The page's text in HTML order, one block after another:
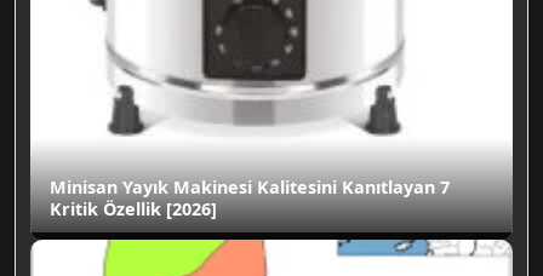
Minisan Yayık Makinesi Kalitesini Kanıtlayan 7
Kritik Özellik [2026]